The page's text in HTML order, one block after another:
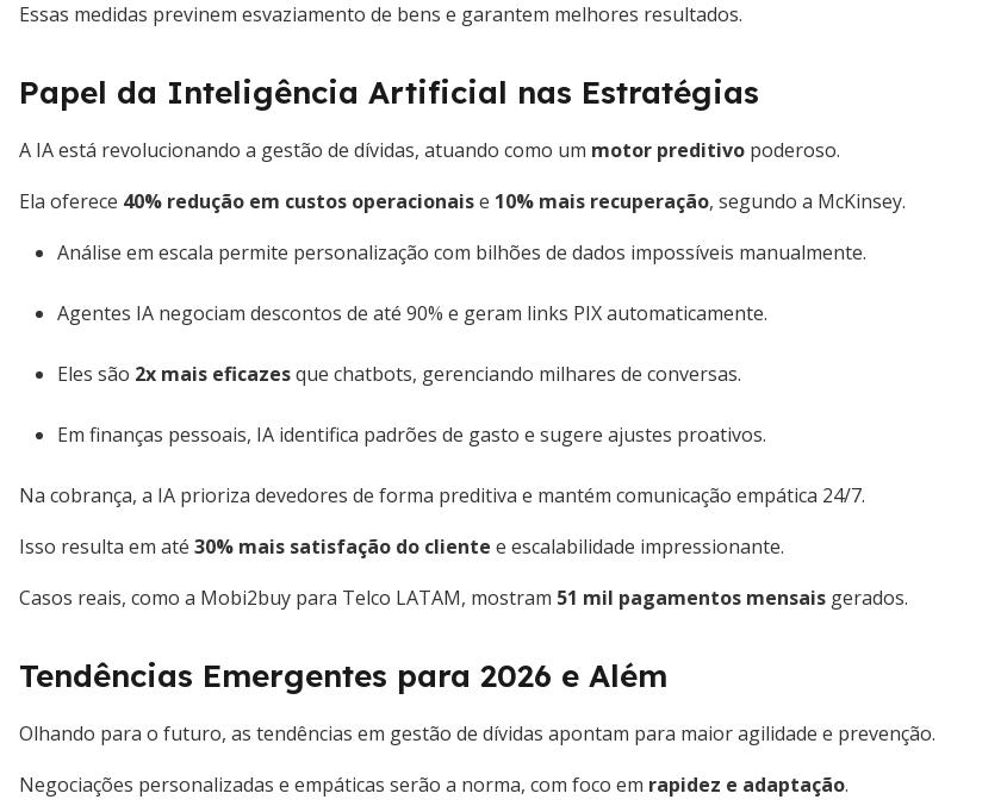
Essas medidas previnem esvaziamento de bens e garantem melhores resultados.
Papel da Inteligência Artificial nas Estratégias
A IA está revolucionando a gestão de dívidas, atuando como um motor preditivo poderoso.
Ela oferece 40% redução em custos operacionaise 10% mais recuperação, segundo a McKinsey.
Análise em escala permite personalização com bilhões de dados impossíveis manualmente.
Agentes IA negociam descontos de até 90% e geram links PIX automaticamente.
Eles são 2x mais eficazesque chatbots, gerenciando milhares de conversas.
Em finanças pessoais, IA identifica padrões de gasto e sugere ajustes proativos.
Na cobrança, a IA prioriza devedores de forma preditiva e mantém comunicação empática 24/7.
Isso resulta em até 30% mais satisfação do cliente e escalabilidade impressionante.
Casos reais, como a Mobi2buy para Telco LATAM, mostram 51 mil pagamentos mensais gerados.
Tendências Emergentes para 2026 e Além
Olhando para o futuro, as tendências em gestão de dívidas apontam para maior agilidade e prevenção.
Negociações personalizadas e empáticas serão a norma, com foco em rapidez e adaptação.